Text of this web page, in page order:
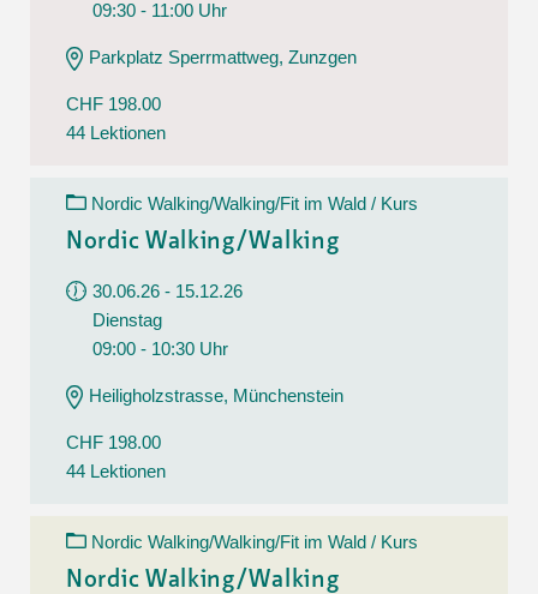
09:30 - 11:00 Uhr
Parkplatz Sperrmattweg, Zunzgen
CHF 198.00
44 Lektionen
Nordic Walking/Walking/Fit im Wald / Kurs
Nordic Walking/Walking
30.06.26 - 15.12.26
Dienstag
09:00 - 10:30 Uhr
Heiligholzstrasse, Münchenstein
CHF 198.00
44 Lektionen
Nordic Walking/Walking/Fit im Wald / Kurs
Nordic Walking/Walking